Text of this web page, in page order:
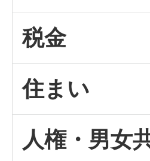
税金
住まい
人権・男女